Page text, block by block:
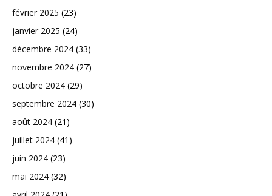
février 2025 (23)
janvier 2025 (24)
décembre 2024 (33)
novembre 2024 (27)
octobre 2024 (29)
septembre 2024 (30)
août 2024 (21)
juillet 2024 (41)
juin 2024 (23)
mai 2024 (32)